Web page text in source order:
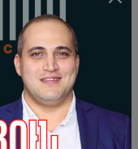
նա
լավ
պահին, երբ անձը
օրենքին.